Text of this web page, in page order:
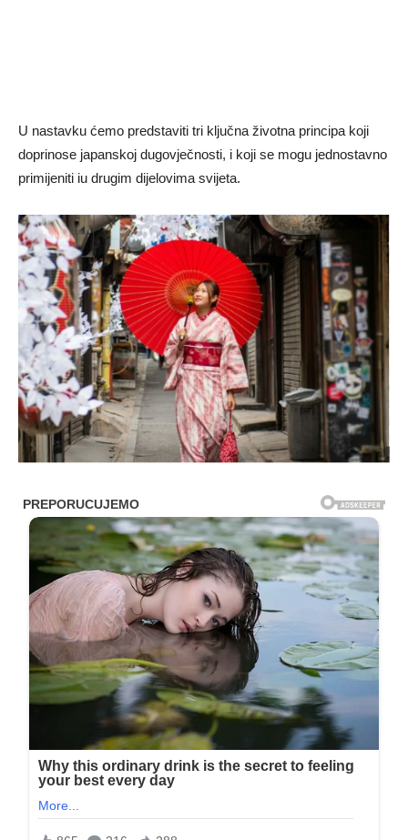
U nastavku ćemo predstaviti tri ključna životna principa koji
doprinose japanskoj dugovječnosti, i koji se mogu jednostavno
primijeniti iu drugim dijelovima svijeta.